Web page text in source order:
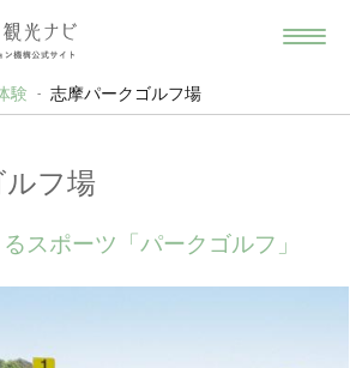
験 志摩パークゴルフ場
フ場
スポーツ「パークゴルフ」